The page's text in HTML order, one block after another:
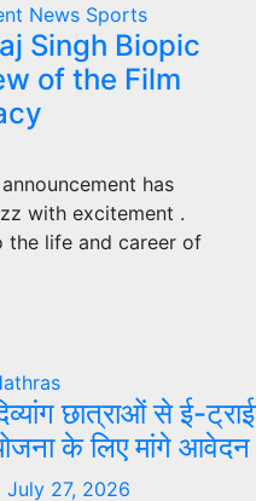
News Sports
Singh Biopic
of the Film
has
with excitement .
the life and career of
छात्राओं से ई-
के लिए मांगे आवेदन
July 27, 2026